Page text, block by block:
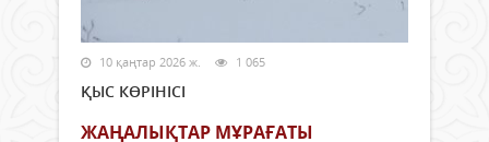
10 қаңтар 2026 ж. 1 065
ҚЫС КӨРІНІСІ
ЖАҢАЛЫҚТАР МҰРАҒАТЫ